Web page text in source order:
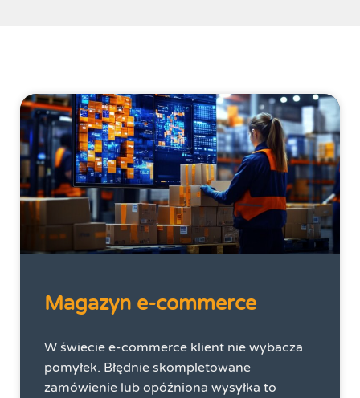
Magazyn e-commerce
W świecie e-commerce klient nie wybacza
pomyłek. Błędnie skompletowane
zamówienie lub opóźniona wysyłka to